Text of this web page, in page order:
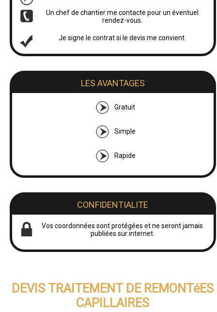
Un chef de chantier me contacte pour un éventuel
rendez-vous.
Je signe le contrat si le devis me convient.
LES AVANTAGES
Gratuit
Simple
Rapide
CONFIDENTIALITE
Vos coordonnées sont protégées et ne seront jamais
publiées sur internet.
DEVIS TRAITEMENT DE REMONTéES
CAPILLAIRES